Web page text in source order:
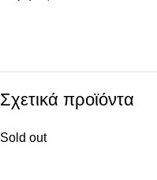
Σχετικά προϊόντα
Sold out